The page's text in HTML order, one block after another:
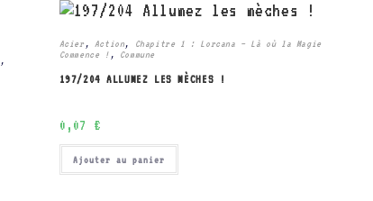
,
Acier , Action,
Chapitre 1 : Lorcana – Là où la Magie
Commence ! , Commune
197/204 ALLUMEZ LES MÈCHES !
0,07 €
Ajouter au panier